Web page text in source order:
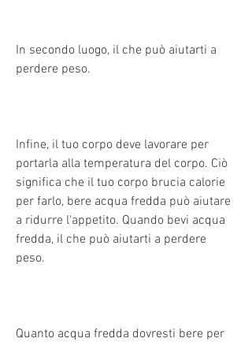
In secondo luogo, il che può aiutarti a
perdere peso.
Infine, il tuo corpo deve lavorare per
portarla alla temperatura del corpo. Ciò
significa che il tuo corpo brucia calorie
per farlo, bere acqua fredda può aiutare
a ridurre l'appetito. Quando bevi acqua
fredda, il che può aiutarti a perdere
peso.
Quanto acqua fredda dovresti bere per